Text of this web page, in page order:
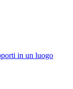
in un luogo